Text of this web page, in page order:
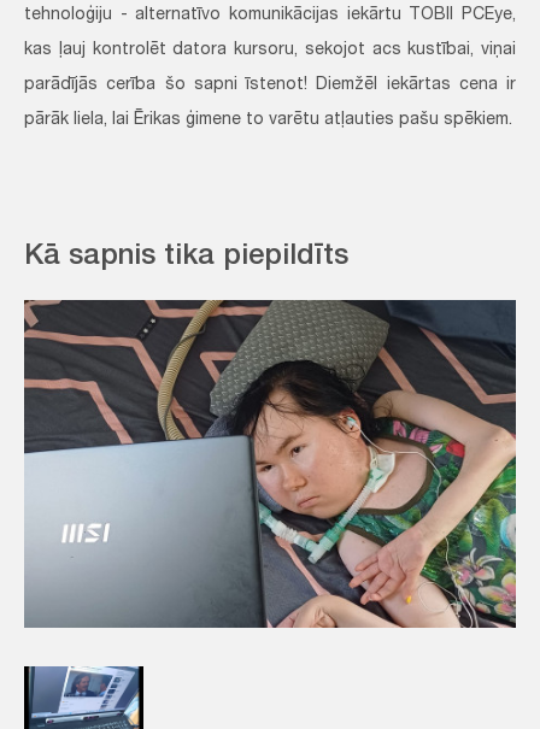
tehnoloģiju - alternatīvo komunikācijas iekārtu TOBII PCEye,
kas ļauj kontrolēt datora kursoru, sekojot acs kustībai, viņai
parādījās cerība šo sapni īstenot! Diemžēl iekārtas cena ir
pārāk liela, lai Ērikas ģimene to varētu atļauties pašu spēkiem.
Kā sapnis tika piepildīts